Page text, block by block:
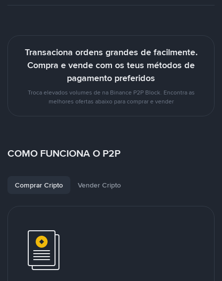
Transaciona ordens grandes de facilmente.
Compra e vende com os teus métodos de
pagamento preferidos
Troca elevados volumes de na Binance P2P Block. Encontra as
melhores ofertas abaixo para comprar e vender
COMO FUNCIONA O P2P
Comprar Cripto Vender Cripto